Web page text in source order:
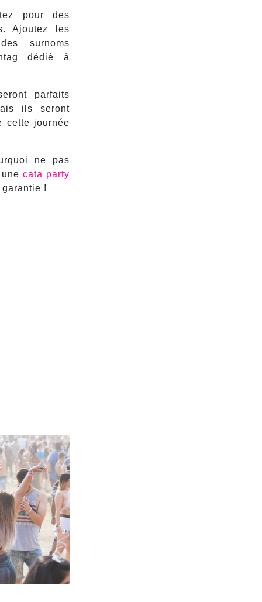
pour des
Ajoutez les
surnoms
dédié à
parfaits
ils seront
cette journée
ne pas
cata party
!